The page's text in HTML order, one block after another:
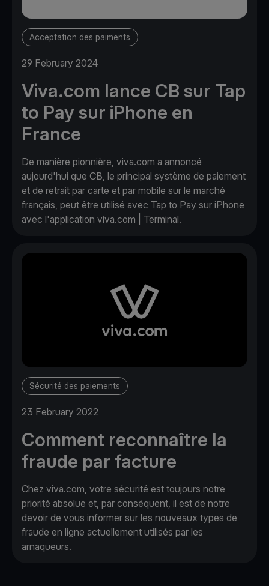
Acceptation des paiments
29 February 2024
Viva.com lance CB sur Tap
to Pay sur iPhone en
France
De manière pionnière, viva.com a annoncé
aujourd'hui que CB, le principal système de paiement
et de retrait par carte et par mobile sur le marché
français, peut être utilisé avec Tap to Pay sur iPhone
avec l'application viva.com | Terminal.
Sécurité des paiements
23 February 2022
Comment reconnaître la
fraude par facture
Chez viva.com, votre sécurité est toujours notre
priorité absolue et, par conséquent, il est de notre
devoir de vous informer sur les nouveaux types de
fraude en ligne actuellement utilisés par les
arnaqueurs.